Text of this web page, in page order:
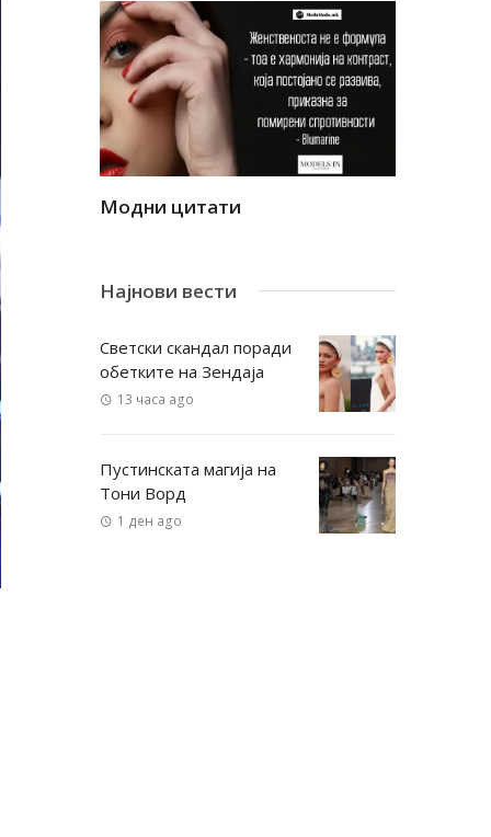
Модни цитати
Најнови вести
Светски скандал поради
обетките на Зендаја
13 часа ago
Пустинската магија на
Тони Ворд
1 ден ago